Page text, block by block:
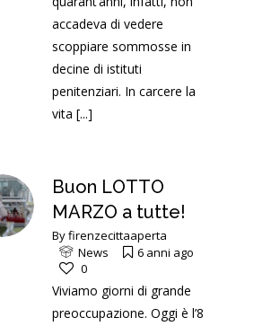
accadeva di vedere
scoppiare sommosse in
decine di istituti
penitenziari. In carcere la
vita [...]
Buon LOTTO
MARZO a tutte!
Byfirenzecittaaperta
News
6 anni ago
0
Viviamo giorni di grande
preoccupazione. Oggi è l’8